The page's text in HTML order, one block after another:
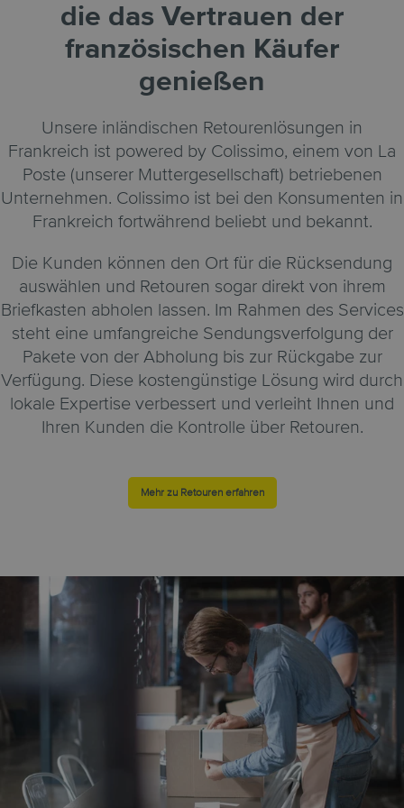
die das Vertrauen der
französischen Käufer
genießen
Unsere inländischen Retourenlösungen in
Frankreich ist powered by Colissimo, einem von La
Poste (unserer Muttergesellschaft) betriebenen
Unternehmen. Colissimo ist bei den Konsumenten in
Frankreich fortwährend beliebt und bekannt.
Die Kunden können den Ort für die Rücksendung
auswählen und Retouren sogar direkt von ihrem
Briefkasten abholen lassen. Im Rahmen des Services
steht eine umfangreiche Sendungsverfolgung der
Pakete von der Abholung bis zur Rückgabe zur
Verfügung. Diese kostengünstige Lösung wird durch
lokale Expertise verbessert und verleiht Ihnen und
Ihren Kunden die Kontrolle über Retouren.
Mehr zu Retouren erfahren